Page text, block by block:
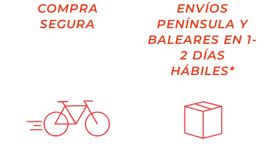
COMPRA
SEGURA
ENVÍOS
PENÍNSULA Y
BALEARES EN 1-
2 DÍAS
HÁBILES*